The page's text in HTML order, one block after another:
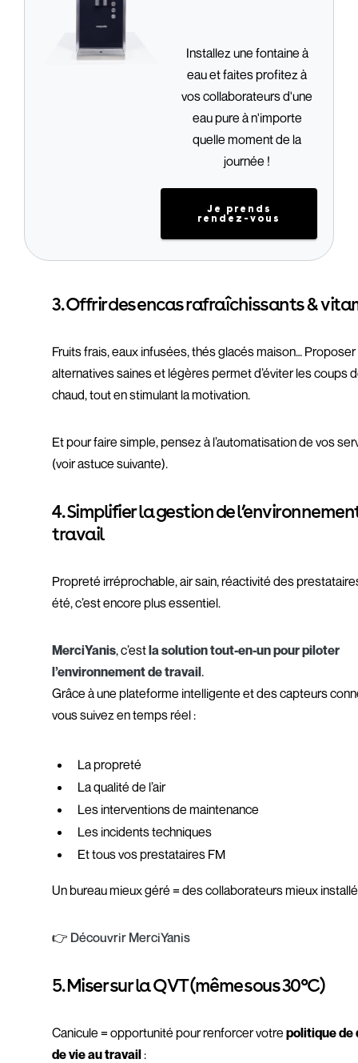
Installez une fontaine à
eau et faites profitez à
vos collaborateurs d'une
eau pure à n'importe
quelle moment de la
journée !
Je prends
rendez-vous
3. Offrir des encas rafraîchissants &
Fruits frais, eaux infusées, thés glacés maison…
alternatives saines et légères permet d’éviter les coups
chaud, tout en stimulant la motivation.
Et pour faire simple, pensez à l’automatisation de vos
(voir astuce suivante).
4. Simplifier la gestion de
travail
Propreté irréprochable, air sain, réactivité des
été, c’est encore plus essentiel.
MerciYanis, c’estla solution tout-en-un pour piloter
l’environnement de travail.
Grâce à une plateforme intelligente et des capteurs
vous suivez en temps réel :
La propreté
La qualité de l’air
Les interventions de maintenance
Les incidents techniques
Et tous vos prestataires FM
Un bureau mieux géré = des collaborateurs mieux
👉 Découvrir MerciYanis
5. Miser sur la QVT (même sous 30°C)
Canicule = opportunité pour renforcer votrepolitique de
de vie au travail: